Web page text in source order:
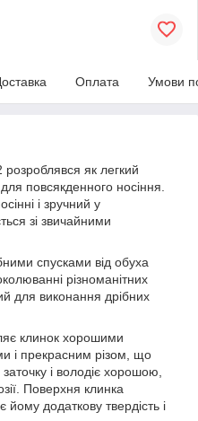
Оплата Умови
як легкий
для повсякденного носіння.
і зручний у
зі звичайними
спусками від обуха
різноманітних
для виконання дрібних
клинок хорошими
і прекрасним різом, що
і володіє хорошою,
Поверхня клинка
додаткову твердість і